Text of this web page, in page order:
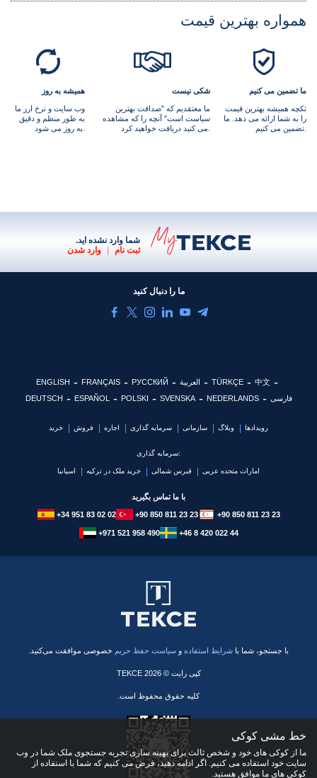
همواره بهترین قیمت
همیشه به روز
وب سایت و نرخ ارز ما
به طور منظم و دقیق
شکی نیست
ما معتقدیم که "صداقت بهترین
سیاست است" آنچه را که مشاهده
ما تضمین می کنیم
تکچه همیشه بهترین قیمت
را به شما ارائه می دهد. ما
شما وارد نشده اید.
ثبت نام
| وارد شدن
ما را دنبال کنید
ENGLISH FRANÇAIS РУССКИЙ العربية TÜRKÇE
中文
DEUTSCH
ESPAÑOL POLSKI SVENSKA NEDERLANDS فارسی
خرید فروش اجاره سرمایه گذاری سازمانی وبلاگ رویدادها
سرمایه گذاری:
اسپانیا خرید ملک در ترکیه قبرس شمالی امارات متحده عربی
با ما تماس بگیرید
+34 951 83 02 02 +90 850 811 23 23 +90 850 811 23 23
+971 521 958 490 +46 8 420 022 44
با جستجو، شما با شرایط استفاده و سیاست حفظ حریم خصوصی موافقت می‌کنید.
کپی رایت © 2026 TEKCE
کلیه حقوق محفوظ است.
خط مشی کوکی
ما از کوکی های خود و شخص ثالث برای بهینه سازی تجربه جستجوی ملک شما در وب
سایت خود استفاده می کنیم. اگر ادامه دهید، فرض می کنیم که شما با استفاده از
کوکی های ما موافق هستید.